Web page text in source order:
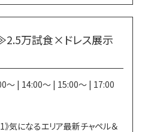
万試食×ドレス展示
～ | 14:00～ | 15:00～ | 17:00
気になるエリア最新チャペル＆
グプラン